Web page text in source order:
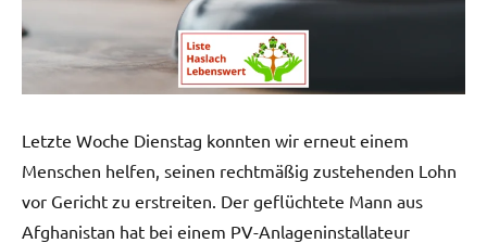
Letzte Woche Dienstag konnten wir erneut einem
Menschen helfen, seinen rechtmäßig zustehenden Lohn
vor Gericht zu erstreiten. Der geflüchtete Mann aus
Afghanistan hat bei einem PV-Anlageninstallateur